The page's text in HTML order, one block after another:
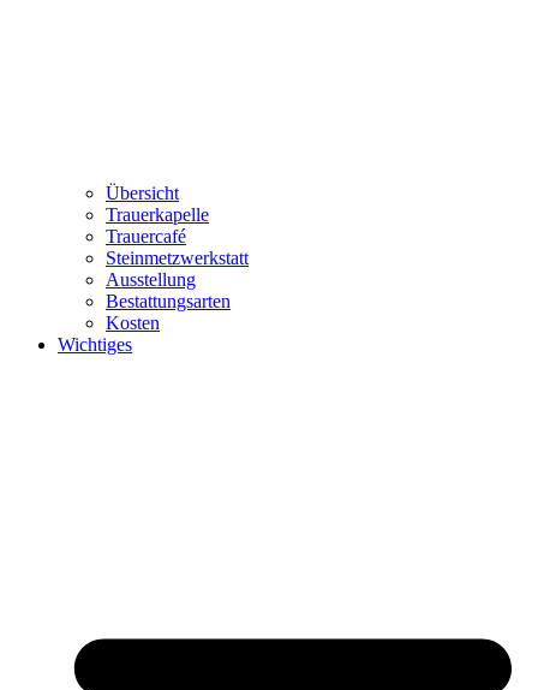
Übersicht
Trauerkapelle
Trauercafé
Steinmetzwerkstatt
Ausstellung
Bestattungsarten
Kosten
Wichtiges